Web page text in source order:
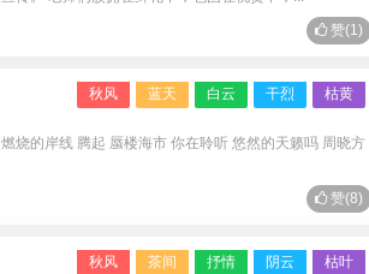
赞(1)
秋风 蓝天 白云 干烈 枯黄
烧的岸线 腾起 蜃楼海市 你在聆听 悠然的天籁吗 周晓方
赞(8)
秋风 茶间 抒情 阴云 枯叶